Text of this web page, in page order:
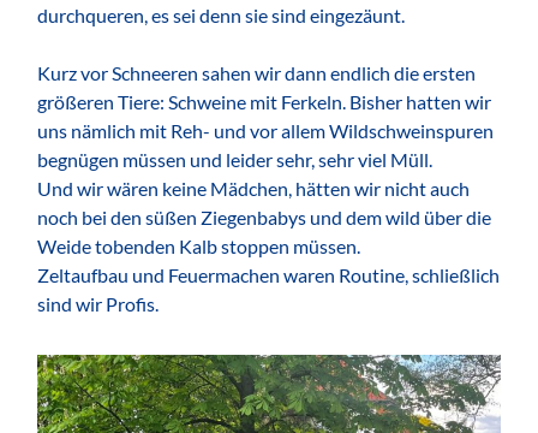
durchqueren, es sei denn sie sind eingezäunt.
Kurz vor Schneeren sahen wir dann endlich die ersten
größeren Tiere: Schweine mit Ferkeln. Bisher hatten wir
uns nämlich mit Reh- und vor allem Wildschweinspuren
begnügen müssen und leider sehr, sehr viel Müll.
Und wir wären keine Mädchen, hätten wir nicht auch
noch bei den süßen Ziegenbabys und dem wild über die
Weide tobenden Kalb stoppen müssen.
Zeltaufbau und Feuermachen waren Routine, schließlich
sind wir Profis.